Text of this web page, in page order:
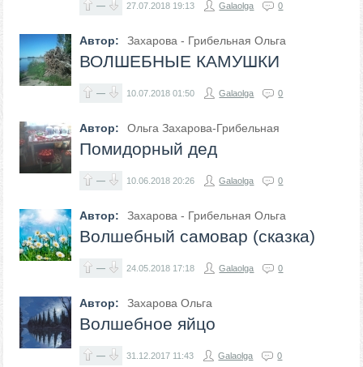
— 27.07.2018 19:13 Galaolga 0
Автор: Захарова - Грибельная Ольга
ВОЛШЕБНЫЕ КАМУШКИ
— 10.07.201801:50 Galaolga 0
Автор: Ольга Захарова-Грибельная
Помидорный дед
— 10.06.201820:26 Galaolga 0
Автор: Захарова - Грибельная Ольга
Волшебный самовар (сказка)
— 24.05.2018 17:18 Galaolga 0
Автор: Захарова Ольга
Волшебное яйцо
— 31.12.2017 11:43 Galaolga 0